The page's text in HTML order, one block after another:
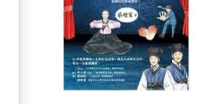
白人選民的支持及簇擁下成為美國
都認為這是美國種族的大和解，
性時刻，但是在過去八年當中，